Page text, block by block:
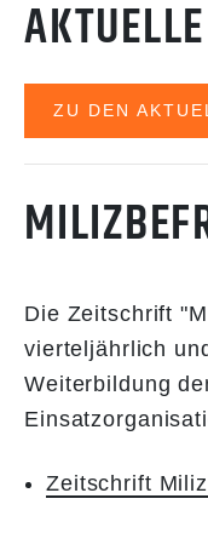
ZU DEN
Die Zeitschrift
vierteljährlich
Weiterbildung
Zeitschrift